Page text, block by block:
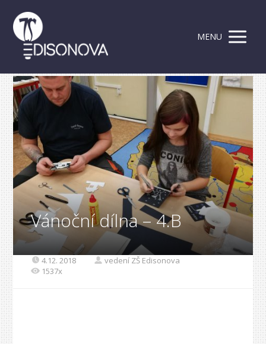
MENU
Vánoční dílna – 4.B
4.12. 2018
vedení ZŠ Edisonova
1537x